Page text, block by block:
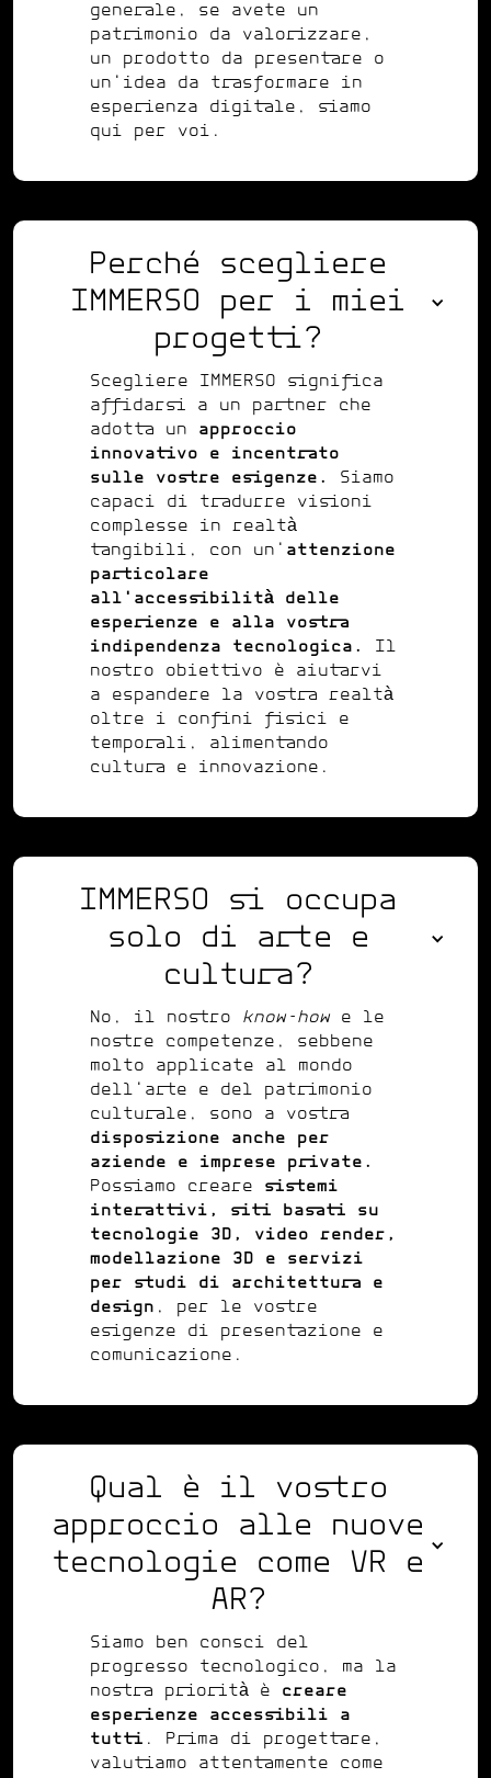
generale, se avete un
patrimonio da valorizzare,
un prodotto da presentare o
un'idea da trasformare in
esperienza digitale, siamo
qui per voi.
Perché scegliere
IMMERSO per i miei
progetti?
Scegliere IMMERSO significa
affidarsi a un partner che
adotta un approccio
innovativo e incentrato
sulle vostre esigenze.
Siamo
capaci di tradurre visioni
complesse in realtà
tangibili, con un' attenzione
particolare
all'accessibilità delle
esperienze e alla vostra
indipendenza tecnologica.
Il
nostro obiettivo è aiutarvi
a espandere la vostra realtà
oltre i confini fisici e
temporali, alimentando
cultura e innovazione.
IMMERSO si occupa
solo di arte e
cultura?
No, il nostro know-howe le
nostre competenze, sebbene
molto applicate al mondo
dell'arte e del patrimonio
culturale, sono a vostra
disposizione anche per
aziende e imprese private.
Possiamo creare sistemi
interattivi, siti basati su
tecnologie 3D, video render,
modellazione 3D e servizi
per studi di architettura e
design , per le vostre
esigenze di presentazione e
comunicazione.
Qual è il vostro
approccio alle nuove
tecnologie come VR e
AR?
Siamo ben consci del
progresso tecnologico, ma la
nostra priorità è creare
esperienze accessibili a
tutti . Prima di progettare,
valutiamo attentamente come